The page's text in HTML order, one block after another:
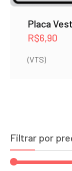
Placa
R$6,90
(VTS)
Filtrar por